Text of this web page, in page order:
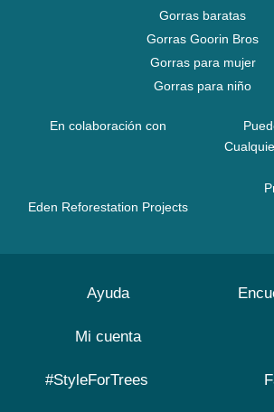
Gorras baratas
Gorras Goorin Bros
Gorras para mujer
Gorras para niño
En colaboración con
Eden Reforestation Projects
Ayuda
Mi cuenta
#StyleForTrees